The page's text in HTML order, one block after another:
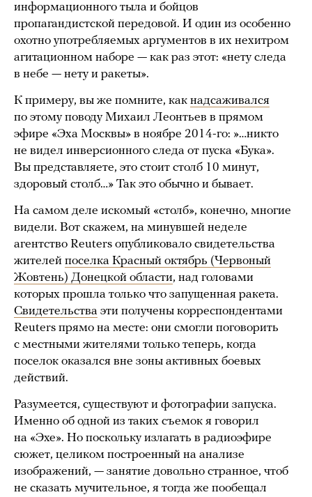
информационного тыла и бойцов
пропагандистской передовой. И один из особенно
охотно употребляемых аргументов в их нехитром
агитационном наборе — как раз этот: «нету следа
в небе — нету и ракеты».
К примеру, вы же помните, как надсаживался
по этому поводу Михаил Леонтьев в прямом
эфире «Эха Москвы» в ноябре 2014-го: »…никто
не видел инверсионного следа от пуска «Бука».
Вы представляете, это стоит столб 10 минут,
здоровый столб…» Так это обычно и бывает.
На самом деле искомый «столб», конечно, многие
видели. Вот скажем, на минувшей неделе
агентство Reuters опубликовало свидетельства
жителей поселка Красный октябрь (Червоный
Жовтень) Донецкой области, над головами
которых прошла только что запущенная ракета.
Свидетельства эти получены корреспондентами
Reuters прямо на месте: они смогли поговорить
с местными жителями только теперь, когда
поселок оказался вне зоны активных боевых
действий.
Разумеется, существуют и фотографии запуска.
Именно об одной из таких съемок я говорил
на «Эхе». Но поскольку излагать в радиоэфире
сюжет, целиком построенный на анализе
изображений, — занятие довольно странное, чтоб
не сказать мучительное, я тогда же пообещал